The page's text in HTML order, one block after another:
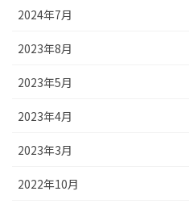
2024年7月
2023年8月
2023年5月
2023年4月
2023年3月
2022年10月